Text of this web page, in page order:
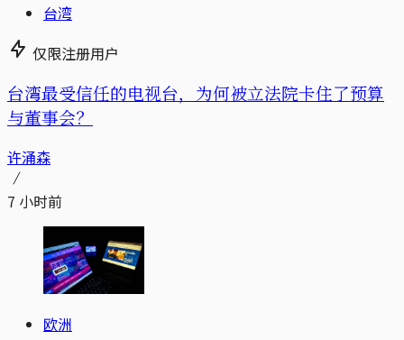
台湾
仅限注册用户
台湾最受信任的电视台，为何被立法院卡住了预算
与董事会？
许涌森
7 小时前
欧洲